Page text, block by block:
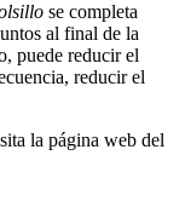
se completa
al final de la
puede reducir el
reducir el
la página web del